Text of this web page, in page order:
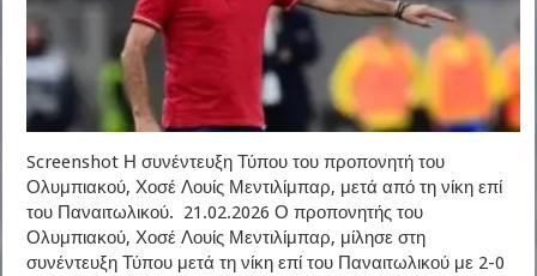
Screenshot Η συνέντευξη Τύπου του προπονητή του
Ολυμπιακού, Χοσέ Λουίς Μεντιλίμπαρ, μετά από τη νίκη επί
του Παναιτωλικού. 21.02.2026 Ο προπονητής του
Ολυμπιακού, Χοσέ Λουίς Μεντιλίμπαρ, μίλησε στη
συνέντευξη Τύπου μετά τη νίκη επί του Παναιτωλικού με 2-0